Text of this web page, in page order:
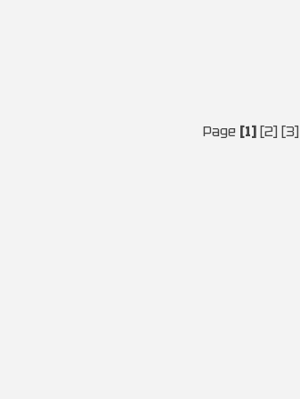
Page [1][2] [3]